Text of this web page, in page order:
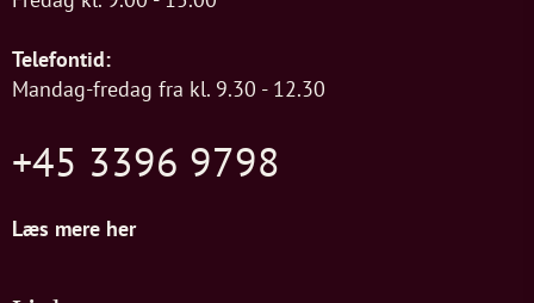
Telefontid:
Mandag-fredag fra kl. 9.30 - 12.30
+45 3396 9798
Læs mere her